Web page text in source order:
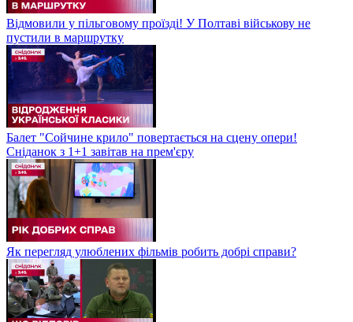
Відмовили у пільговому проїзді! У Полтаві військову не
пустили в маршрутку
Балет "Сойчине крило" повертається на сцену опери!
Сніданок з 1+1 завітав на прем'єру
Як перегляд улюблених фільмів робить добрі справи?